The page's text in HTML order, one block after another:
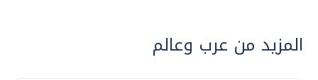
المزيد من عرب وعالم